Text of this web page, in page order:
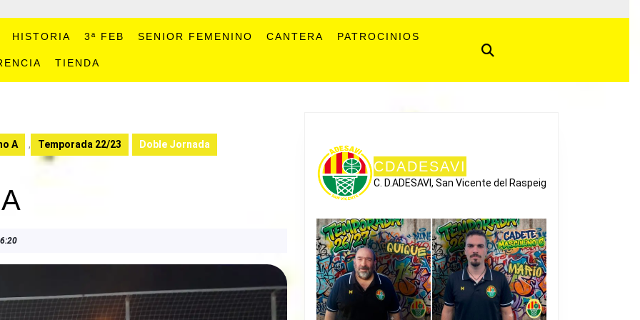
HISTORIA 3ª FEB SENIOR FEMENINO CANTERA PATROCINIOS
TIENDA
A , Temporada 22/23 Doble Jornada
CDADESAVI
C. D.ADESAVI, San Vicente del Raspeig